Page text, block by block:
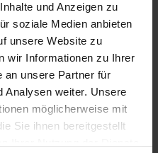
und Anzeigen zu
soziale Medien anbieten
unsere Website zu
wir Informationen zu Ihrer
an unsere Partner für
Analysen weiter. Unsere
möglicherweise mit
Sie ihnen bereitgestellt
Spedition